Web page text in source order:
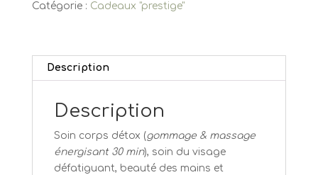
Catégorie : Cadeaux "prestige"
Description
Description
Soin corps détox (gommage & massage
énergisant 30 min), soin du visage
défatiguant, beauté des mains et